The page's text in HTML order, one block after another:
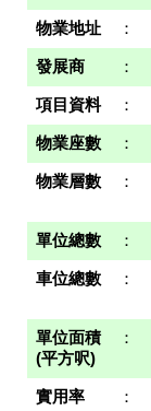
物業地址 ：
發展商 ：
項目資料 ：
物業座數 ：
物業層數 ：
單位總數 ：
車位總數 ：
單位面積
(平方呎)
：
實用率 ：